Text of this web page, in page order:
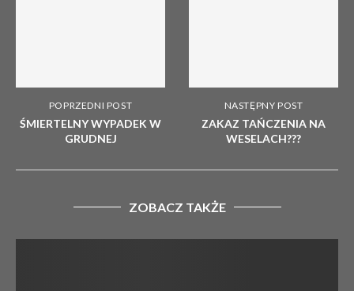
POPRZEDNI POST
ŚMIERTELNY WYPADEK W
GRUDNEJ
NASTĘPNY POST
ZAKAZ TAŃCZENIA NA
WESELACH???
ZOBACZ TAKŻE